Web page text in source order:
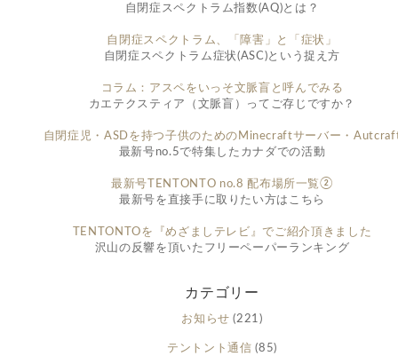
自閉症スペクトラム指数(AQ)とは？
自閉症スペクトラム、「障害」と「症状」
自閉症スペクトラム症状(ASC)という捉え方
コラム：アスペをいっそ文脈盲と呼んでみる
カエテクスティア（文脈盲）ってご存じですか？
自閉症児・ASDを持つ子供のためのMinecraftサーバー・
最新号no.5で特集したカナダでの活動
最新号TENTONTO no.8 配布場所一覧②
最新号を直接手に取りたい方はこちら
TENTONTOを『めざましテレビ』でご紹介頂きました
沢山の反響を頂いたフリーペーパーランキング
カテゴリー
お知らせ (221)
テントント通信 (85)